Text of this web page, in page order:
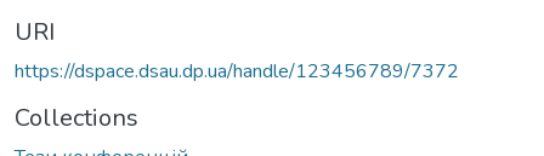
URI
https://dspace.dsau.dp.ua/handle/123456789/7372
Collections